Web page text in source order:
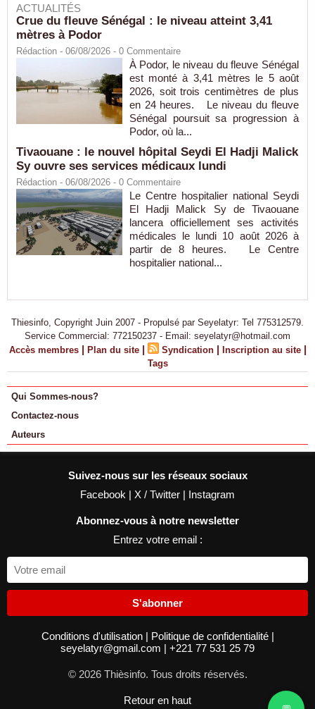
ACTUALITÉS
Crue du fleuve Sénégal : le niveau atteint 3,41
mètres à Podor
Rédaction - 06/08/2026 - 0 Commentaire
À Podor, le niveau du fleuve Sénégal
est monté à 3,41 mètres le 5 août
2026, soit trois centimètres de plus
en 24 heures. Le niveau du fleuve
Sénégal poursuit sa progression à
Podor, où la...
Tivaouane : le nouvel hôpital Seydi El Hadji Malick
Sy ouvre ses services médicaux lundi
Rédaction - 06/08/2026 - 0 Commentaire
Le Centre hospitalier national Seydi
El Hadji Malick Sy de Tivaouane
lancera officiellement ses activités
médicales le lundi 10 août 2026 à
partir de 8 heures. Le Centre
hospitalier national...
Thiesinfo, Copyright Juin 2007 - Propulsé par Seyelatyr: Tel 775312579.
Service Commercial: 772150237 - Email: seyelatyr@hotmail.com
Accès membres | Plan du site | Syndication | Inscription au site |
Tags
Qui Sommes-nous?
Contactez-nous
Auteurs
Suivez-nous sur les réseaux sociaux
Facebook | X / Twitter | Instagram
Abonnez-vous à notre newsletter
Entrez votre email :
S'abonner
Conditions d'utilisation | Politique de confidentialité |
seyelatyr@gmail.com | +221 77 531 25 79
© 2026 Thièsinfo. Tous droits réservés.
Retour en haut